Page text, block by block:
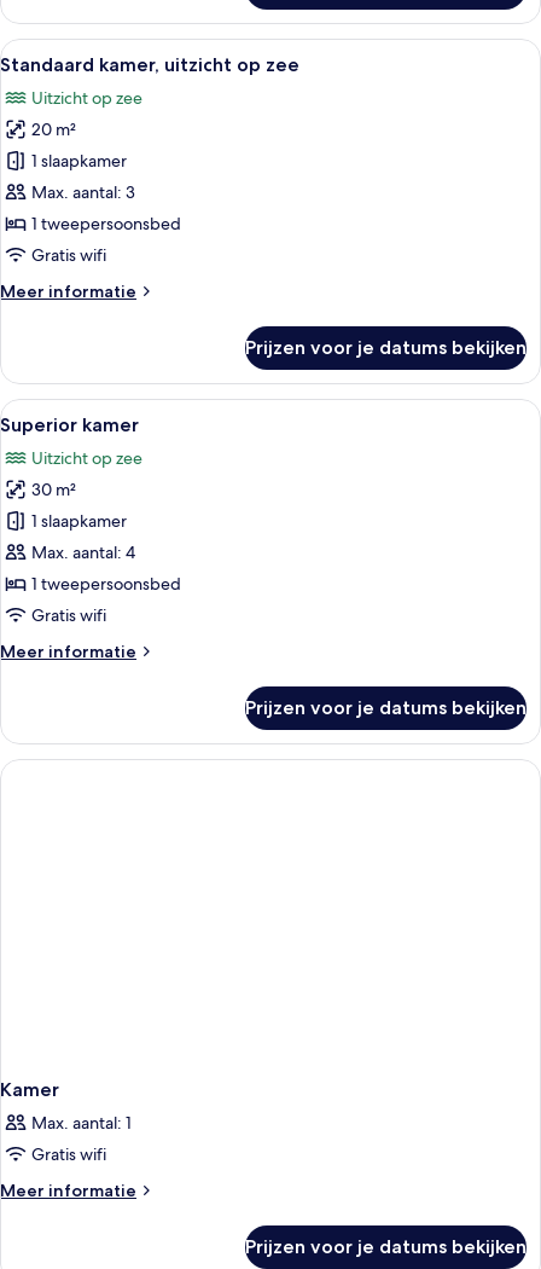
kamer
Alle
foto's
voor
Standaard
kamer,
uitzicht
op
zee
Hotelkamer met twee bedden, een
8
Standaard kamer, uitzicht op zee
Uitzicht op zee
20 m²
1 slaapkamer
Max. aantal: 3
1 tweepersoonsbed
Gratis wifi
Meer informatie
Meer
kamer,
uitzicht
op
zee
Prijzen voor je datums bekijken
Alle
foto's
voor
Superior
kamer
laden
Een moderne hotelkamer met een
8
Superior kamer
Uitzicht op zee
30 m²
1 slaapkamer
Max. aantal: 4
1 tweepersoonsbed
Gratis wifi
Meer informatie
Meer
kamer
Prijzen voor je datums bekijken
Kamer
Max. aantal: 1
Gratis wifi
Meer informatie
Meer
Prijzen voor je datums bekijken